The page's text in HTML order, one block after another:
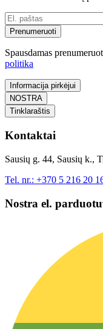
Prenumeruoti
Spausdamas
politika
Informacija pirkėjui
NOSTRA
Tinklaraštis
Kontaktai
Sausių g. 44, Sausių k.,
Tel. nr.: +370 5 216 20
Nostra el.